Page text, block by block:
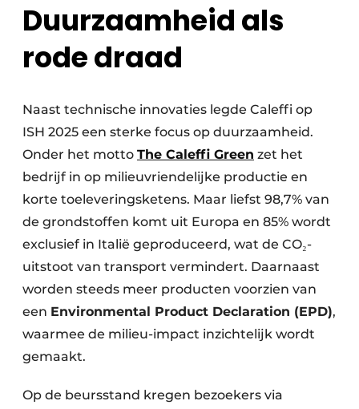
Duurzaamheid als
rode draad
Naast technische innovaties legde Caleffi op
ISH 2025 een sterke focus op duurzaamheid.
Onder het motto The Caleffi Green zet het
bedrijf in op milieuvriendelijke productie en
korte toeleveringsketens. Maar liefst 98,7% van
de grondstoffen komt uit Europa en 85% wordt
exclusief in Italië geproduceerd, wat de CO₂-
uitstoot van transport vermindert. Daarnaast
worden steeds meer producten voorzien van
een Environmental Product Declaration (EPD),
waarmee de milieu-impact inzichtelijk wordt
gemaakt.
Op de beursstand kregen bezoekers via